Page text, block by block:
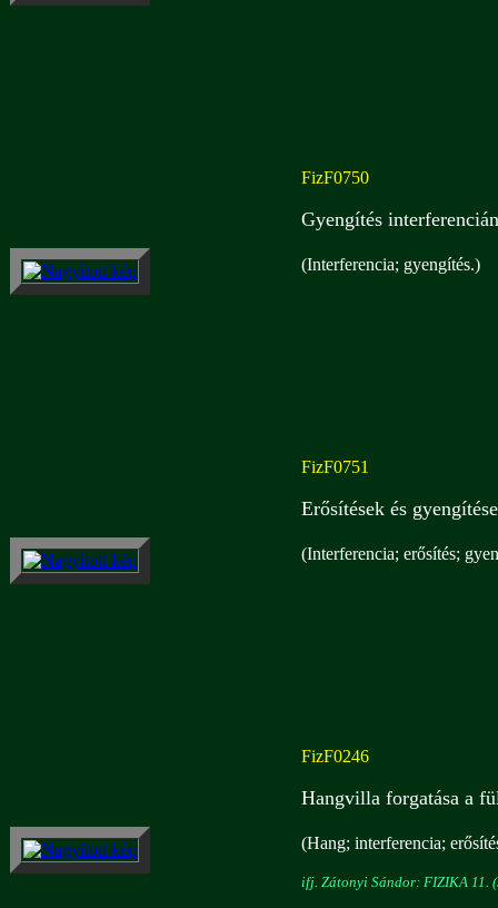
FizF0750
Gyengítés
(Interferencia; gyengítés.)
FizF0751
Erősítések és
(Interferencia; erősítés;
FizF0246
Hangvilla forgatása a
(Hang; interferencia;
ifj. Zátonyi Sándor: FIZIKA 11.